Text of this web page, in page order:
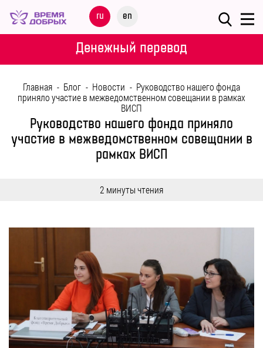
ru en
Меню
НАШИ
ПРОГРАММЫ
БЛОГ
Денежный перевод
Главная - Блог - Новости - Руководство нашего фонда
приняло участие в межведомственном совещании в рамках
ВИСП
Руководство нашего фонда приняло
участие в межведомственном совещании в
рамках ВИСП
2 минуты чтения